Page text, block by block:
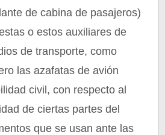
de cabina de pasajeros)
o estos auxiliares de
de transporte, como
las azafatas de avión
civil, con respecto al
de ciertas partes del
que se usan ante las